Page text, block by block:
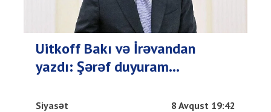
Uitkoff Bakı və İrəvandan
yazdı: Şərəf duyuram...
Siyasət 8 Avqust 19:42